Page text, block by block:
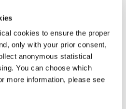
cookies to ensure the proper
only with your prior consent,
anonymous statistical
You can choose which
more information, please see
SU